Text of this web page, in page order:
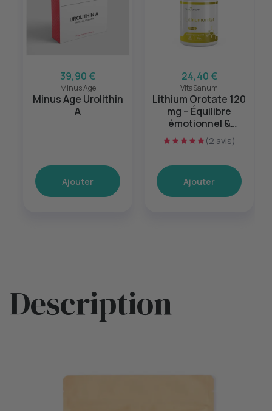
39,90 €
Minus Age
Minus Age Urolithin
A
Ajouter
24,40 €
VitaSanum
Lithium Orotate 120
mg – Équilibre
émotionnel &
sérénité mentale –
60 gélules
(2 avis)
Ajouter
Description